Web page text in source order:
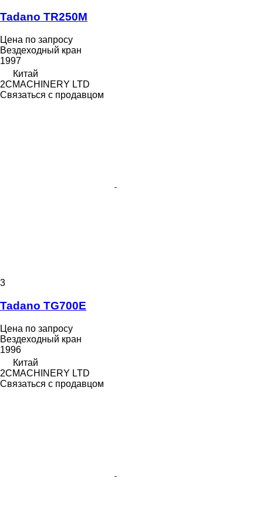
Tadano TR250M
Цена по запросу
Вездеходный кран
1997
Китай
2CMACHINERY LTD
Связаться с продавцом
3
Tadano TG700E
Цена по запросу
Вездеходный кран
1996
Китай
2CMACHINERY LTD
Связаться с продавцом